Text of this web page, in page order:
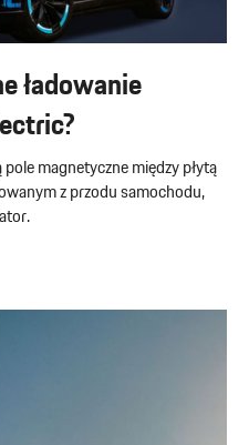
ładowanie
magnetyczne między płytą
z przodu samochodu,